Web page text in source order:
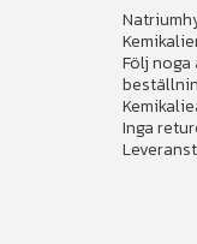
Följ
Inga